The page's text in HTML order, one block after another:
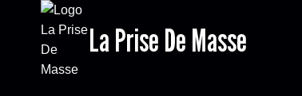
contenu
La Prise De Masse